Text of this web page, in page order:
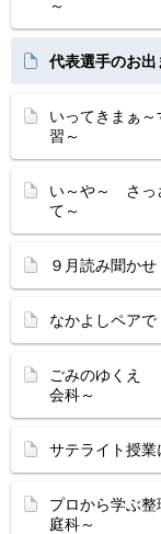
～
代表選手の
いってき
習～
い～や～
て～
９月読み聞かせ
なかよしペアで
ごみ
会科～
サテライト授業
プロから学
庭科～